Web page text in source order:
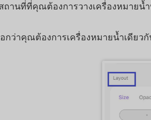
ถานที่ที่คุณต้องการวางเครื่องหมาย
กว่าคุณต้องการเครื่องหมายน้ำเดีย